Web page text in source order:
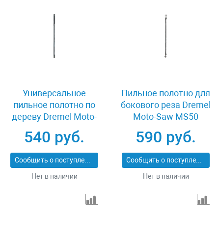
Универсальное
пильное полотно по
дереву Dremel Moto-
2615MS51JA
540 руб.
Сообщить о поступлении
Нет в наличии
Пильное полотно для
бокового реза Dremel
Moto-Saw MS50
2615MS50JA
590 руб.
Сообщить о поступлении
Нет в наличии